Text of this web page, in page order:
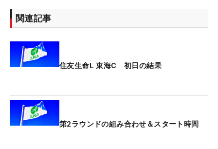
関連記事
住友生命L 東海C 初日の結果
第2ラウンドの組み合わせ＆スタート時間